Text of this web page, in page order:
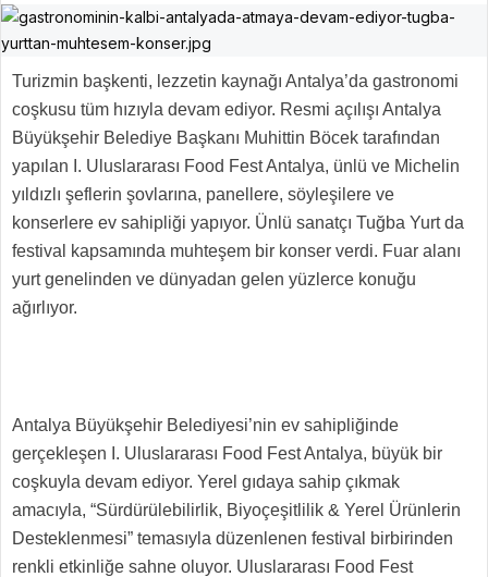
Turizmin başkenti, lezzetin kaynağı Antalya’da gastronomi
coşkusu tüm hızıyla devam ediyor. Resmi açılışı Antalya
Büyükşehir Belediye Başkanı Muhittin Böcek tarafından
yapılan I. Uluslararası Food Fest Antalya, ünlü ve Michelin
yıldızlı şeflerin şovlarına, panellere, söyleşilere ve
konserlere ev sahipliği yapıyor. Ünlü sanatçı Tuğba Yurt da
festival kapsamında muhteşem bir konser verdi. Fuar alanı
yurt genelinden ve dünyadan gelen yüzlerce konuğu
ağırlıyor.
Antalya Büyükşehir Belediyesi’nin ev sahipliğinde
gerçekleşen I. Uluslararası Food Fest Antalya, büyük bir
coşkuyla devam ediyor. Yerel gıdaya sahip çıkmak
amacıyla, “Sürdürülebilirlik, Biyoçeşitlilik & Yerel Ürünlerin
Desteklenmesi” temasıyla düzenlenen festival birbirinden
renkli etkinliğe sahne oluyor. Uluslararası Food Fest